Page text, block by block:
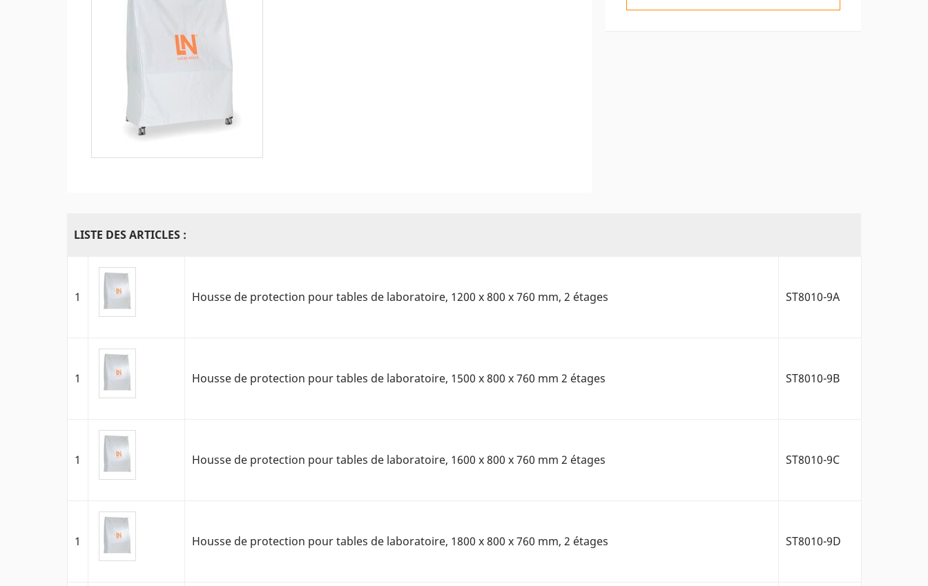
LISTE DES ARTICLES :
1 Housse de protection pour tables de laboratoire, 1200 x 800 x 760 mm, 2 étages ST8010-9A
1 Housse de protection pour tables de laboratoire, 1500 x 800 x 760 mm 2 étages ST8010-9B
1 Housse de protection pour tables de laboratoire, 1600 x 800 x 760 mm 2 étages ST8010-9C
1 Housse de protection pour tables de laboratoire, 1800 x 800 x 760 mm, 2 étages ST8010-9D